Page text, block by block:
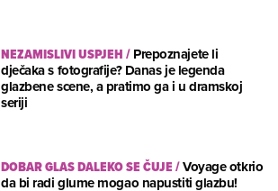
NEZAMISLIVI USPJEH/Prepoznajete li
dječaka s fotografije? Danas je legenda
glazbene scene, a pratimo ga i u dramskoj
seriji
DOBAR GLAS DALEKO SE ČUJE/Voyage otkrio
da bi radi glume mogao napustiti glazbu!